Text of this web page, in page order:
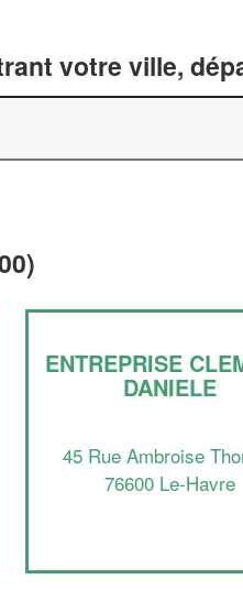
votre ville,
ENTREPRISE
DANIELE
45 Rue Ambroise
76600 Le-Havre